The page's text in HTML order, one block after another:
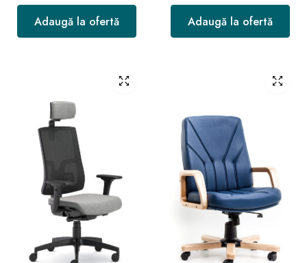
Adaugă la ofertă Adaugă la ofertă